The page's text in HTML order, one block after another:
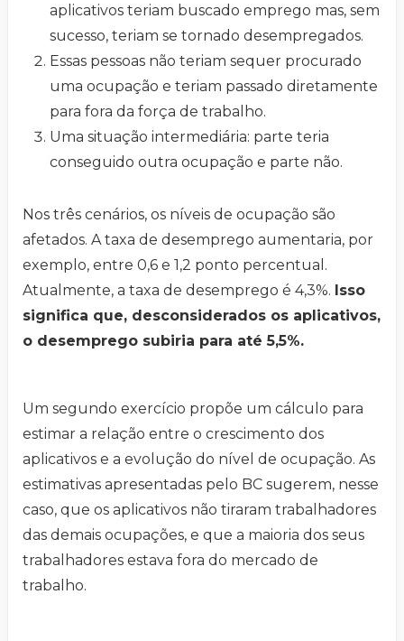
aplicativos teriam buscado emprego mas, sem
sucesso, teriam se tornado desempregados.
Essas pessoas não teriam sequer procurado
uma ocupação e teriam passado diretamente
para fora da força de trabalho.
Uma situação intermediária: parte teria
conseguido outra ocupação e parte não.
Nos três cenários, os níveis de ocupação são
afetados. A taxa de desemprego aumentaria, por
exemplo, entre 0,6 e 1,2 ponto percentual.
Atualmente, a taxa de desemprego é 4,3%. Isso
significa que, desconsiderados os aplicativos,
o desemprego subiria para até 5,5%.
Um segundo exercício propõe um cálculo para
estimar a relação entre o crescimento dos
aplicativos e a evolução do nível de ocupação. As
estimativas apresentadas pelo BC sugerem, nesse
caso, que os aplicativos não tiraram trabalhadores
das demais ocupações, e que a maioria dos seus
trabalhadores estava fora do mercado de
trabalho.